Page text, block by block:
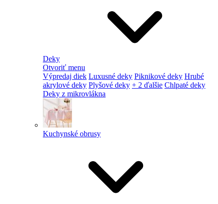
Deky
Otvoriť menu
Výpredaj diek Luxusné deky Piknikové deky Hrubé
akrylové deky Plyšové deky + 2 ďalšie Chlpaté deky
Deky z mikrovlákna
Kuchynské obrusy